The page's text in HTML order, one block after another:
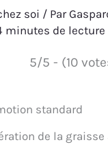
soi / Par
minutes de lecture
5/5 - (10
de la